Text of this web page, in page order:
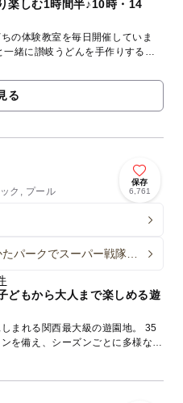
楽しむ1時間半♪10時・14
の体験教室を毎日開催していま
緒に讃岐うどんを手作りするワ
る
ク, プール
保存
6,761
パークでスーパー戦隊
どもから大人まで楽しめる遊
まれる関西最大級の遊園地。 35
を備え、シーズンごとに多様なイ